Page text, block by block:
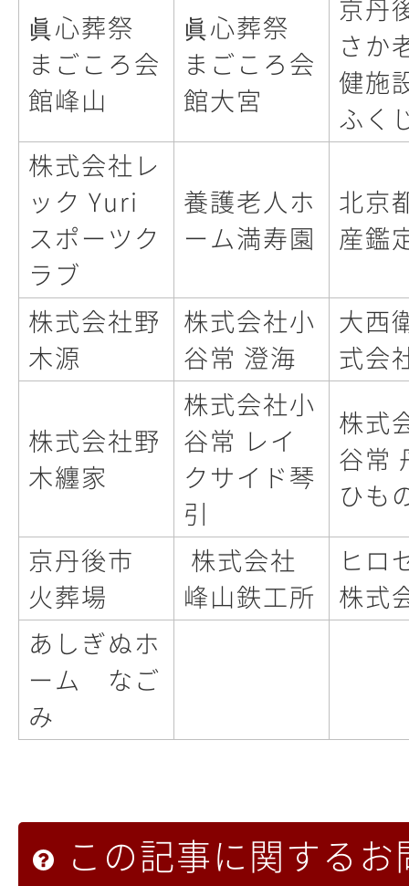
眞心葬祭
まごころ会
館峰山
眞心葬祭
まごころ会
館大宮
京丹
さか
健施
ふく
株式会社レ
ック Yuri
スポーツク
ラブ
養護老人ホ
ーム満寿園
北京
産鑑
株式会社野
木源
株式会社小
谷常 澄海
大西
式会
株式会社野
木纏家
株式会社小
谷常 レイ
クサイド琴
引
株式
谷常
ひも
京丹後市
火葬場
株式会社
峰山鉄工所
ヒロ
株式
あしぎぬホ
ーム なご
み
この記事に関する